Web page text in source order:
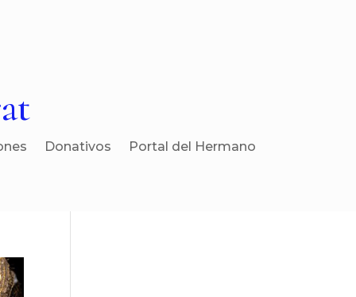
Donativos Portal del Hermano